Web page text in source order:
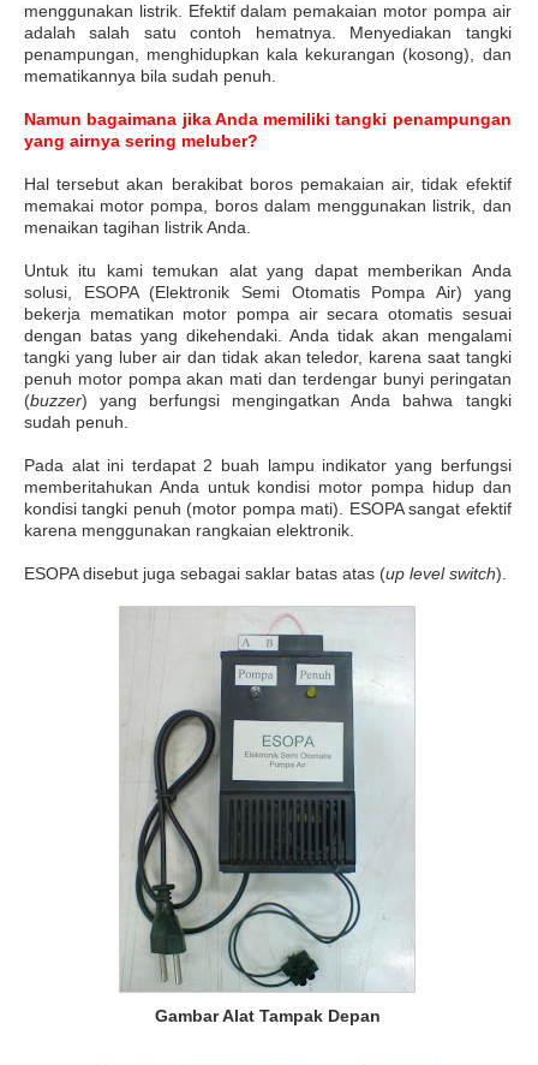
menggunakan listrik. Efektif dalam pemakaian motor pompa air
adalah salah satu contoh hematnya. Menyediakan tangki
penampungan, menghidupkan kala kekurangan (kosong), dan
mematikannya bila sudah penuh.
Namun bagaimana jika Anda memiliki tangki penampungan
yang airnya sering meluber?
Hal tersebut akan berakibat boros pemakaian air, tidak efektif
memakai motor pompa, boros dalam menggunakan listrik, dan
menaikan tagihan listrik Anda.
Untuk itu kami temukan alat yang dapat memberikan Anda
solusi, ESOPA (Elektronik Semi Otomatis Pompa Air) yang
bekerja mematikan motor pompa air secara otomatis sesuai
dengan batas yang dikehendaki. Anda tidak akan mengalami
tangki yang luber air dan tidak akan teledor, karena saat tangki
penuh motor pompa akan mati dan terdengar bunyi peringatan
(buzzer) yang berfungsi mengingatkan Anda bahwa tangki
sudah penuh.
Pada alat ini terdapat 2 buah lampu indikator yang berfungsi
memberitahukan Anda untuk kondisi motor pompa hidup dan
kondisi tangki penuh (motor pompa mati). ESOPA sangat efektif
karena menggunakan rangkaian elektronik.
ESOPA disebut juga sebagai saklar batas atas (up level switch).
Gambar Alat Tampak Depan